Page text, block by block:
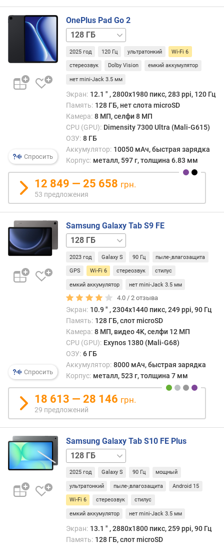
а
т
и
а
п
а
Г
Б
)
в
с
р
е
н
н
а
Г
n
T
u
T
u
e
n
Спросить
OnePlus Pad Go 2
128 ГБ
/
5G256 ГБ
256 ГБ
2025 год 120 Гц ультратонкий Wi-Fi 6
стереозвук Dolby Vision емкий аккумулятор
нет mini-Jack 3.5 мм
Экран: 12.1 ″ , 2800x1980 пикс, 283 ppi, 120 Гц
Память: 128 ГБ, нет слота microSD
Камера: 8 МП, селфи 8 МП
CPU (GPU): Dimensity 7300 Ultra (Mali-G615)
ОЗУ: 8 ГБ
Аккумулятор: 10050 мАч, быстрая зарядка
Корпус: металл, 597 г, толщина 6.83 мм
12 849 — 25 658 грн.
53 предложения
Спросить
Samsung Galaxy Tab S9 FE
128 ГБ
/
5G
2023 год Galaxy S 90 Гц пыле-,влагозащита
GPS Wi-Fi 6 стереозвук стилус
емкий аккумулятор нет mini-Jack 3.5 мм
4.0 /2 отзыва
Экран: 10.9 ″ , 2304x1440 пикс, 249 ppi, 90 Гц
Память: 128 ГБ, слот microSD
Камера: 8 МП, видео 4K, селфи 12 МП
CPU (GPU): Exynos 1380 (Mali-G68)
ОЗУ: 6 ГБ
Аккумулятор: 8000 мАч, быстрая зарядка
Корпус: металл, 523 г, толщина 7 мм
18 613 — 28 146 грн.
29 предложений
Samsung Galaxy Tab S10 FE Plus
128 ГБ
/
5G256 ГБ
256 ГБ
5G
2025 год Galaxy S 90 Гц мощный
ультратонкий пыле-,влагозащита Android 15
Wi-Fi 6 стереозвук стилус
емкий аккумулятор нет mini-Jack 3.5 мм
Экран: 13.1 ″ , 2880x1800 пикс, 259 ppi, 90 Гц
Память: 128 ГБ, слот microSD